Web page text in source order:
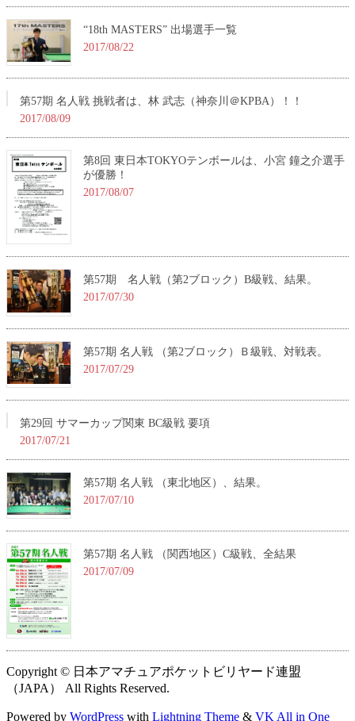
“18th MASTERS” 出場選手一覧
2017/08/22
第57期 名人戦 挑戦者は、林 武志（神奈川＠KPBA）！！
2017/08/09
第8回 東日本TOKYOテンボールは、小宮 鐘之介選手
が優勝！
2017/08/07
第57期 名人戦（第2ブロック）B級戦、結果。
2017/07/30
第57期 名人戦 （第2ブロック）Ｂ級戦、対戦表。
2017/07/29
第29回 サマーカップ関東 BC級戦 要項
2017/07/21
第57期 名人戦 （東北地区）、結果。
2017/07/10
第57期 名人戦 （関西地区）C級戦、全結果
2017/07/09
Copyright © 日本アマチュアポケットビリヤード連盟
（JAPA） All Rights Reserved.
Powered by WordPress with Lightning Theme & VK All in One